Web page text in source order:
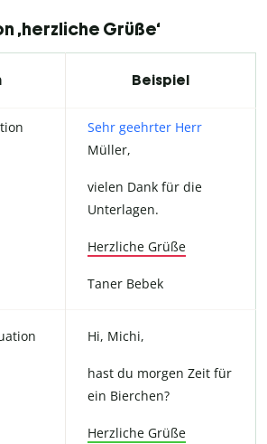
‚herzliche Grüße‘
Beispiel
Sehr geehrter Herr
Müller,
vielen Dank für die
Unterlagen.
Herzliche Grüße
Taner Bebek
Hi, Michi,
hast du morgen Zeit für
ein Bierchen?
Herzliche Grüße